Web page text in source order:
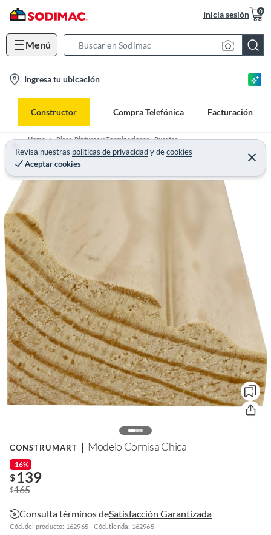
Inicia sesión 0
Menú
c
B
a
n
i
c
o
n
Ingresa tu ubicación
Constructor Compra Telefónica Facturación
Revisa nuestras políticas de privacidadydecookies
Aceptar cookies
Home
Pisos, Pinturas y Terminaciones - Puertas
Accesorios y Marcos para Puertas
CONSTRUMART Modelo Cornisa Chica
-16%
$ 139
$165
Consulta términos deSatisfacción Garantizada
Cód. del producto: 162965 Cód. tienda: 162965